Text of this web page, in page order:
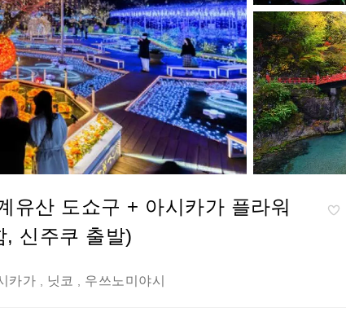
유산 도쇼구 + 아시카가 플라워
, 신주쿠 출발)
카가 닛코 우쓰노미야시